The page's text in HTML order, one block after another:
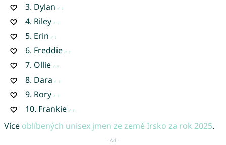
3. Dylan
4. Riley
5. Erin
6. Freddie
7. Ollie
8. Dara
9. Rory
10. Frankie
Více oblíbených unisex jmen ze země Irsko za rok 2025.